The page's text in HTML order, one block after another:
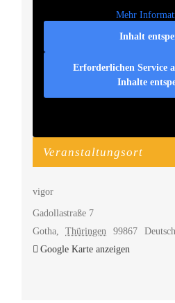
Veranstaltungsort
vigor
Gadollastraße 7
Gotha, Thüringen 99867
Google Karte anzeigen
Mehr
Inhalt
Erforderlichen Service
Inhalte